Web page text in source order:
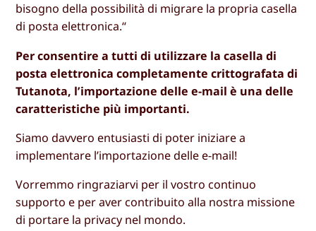
bisogno della possibilità di migrare la propria casella
di posta elettronica.“
Per consentire a tutti di utilizzare la casella di
posta elettronica completamente crittografata di
Tutanota, l’importazione delle e-mail è una delle
caratteristiche più importanti.
Siamo davvero entusiasti di poter iniziare a
implementare l’importazione delle e-mail!
Vorremmo ringraziarvi per il vostro continuo
supporto e per aver contribuito alla nostra missione
di portare la privacy nel mondo.